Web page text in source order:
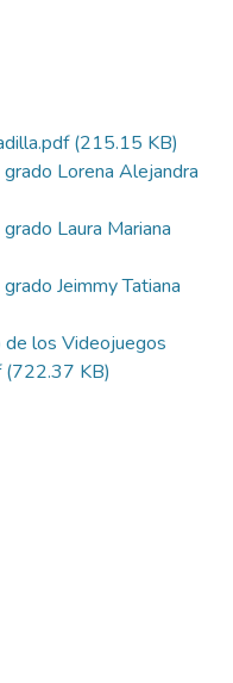
(215.15 KB)
Lorena Alejandra
Laura Mariana
Jeimmy Tatiana
los Videojuegos
(722.37 KB)